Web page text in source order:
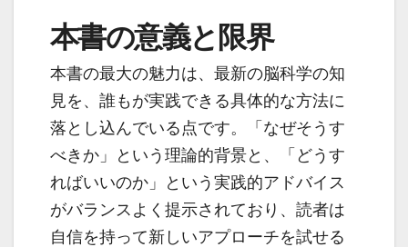
本書の意義と限界
本書の最大の魅力は、最新の脳科学の知
見を、誰もが実践できる具体的な方法に
落とし込んでいる点です。「なぜそうす
べきか」という理論的背景と、「どうす
ればいいのか」という実践的アドバイス
がバランスよく提示されており、読者は
自信を持って新しいアプローチを試せる